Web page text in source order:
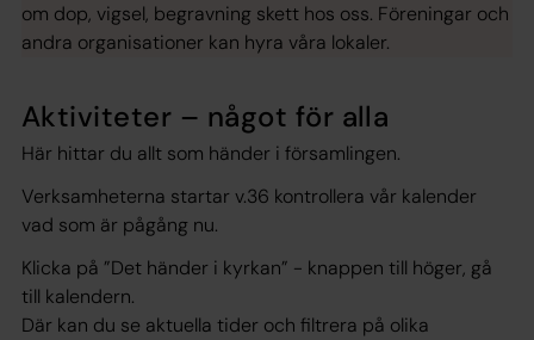
om dop, vigsel, begravning skett hos oss. Föreningar och
andra organisationer kan hyra våra lokaler.
Aktiviteter – något för alla
Här hittar du allt som händer i församlingen.
Verksamheterna startar v.36 kontrollera vår kalender
vad som är pågång nu.
Klicka på ”Det händer i kyrkan” - knappen till höger, gå
till kalendern.
Där kan du se aktuella tider och filtrera på olika